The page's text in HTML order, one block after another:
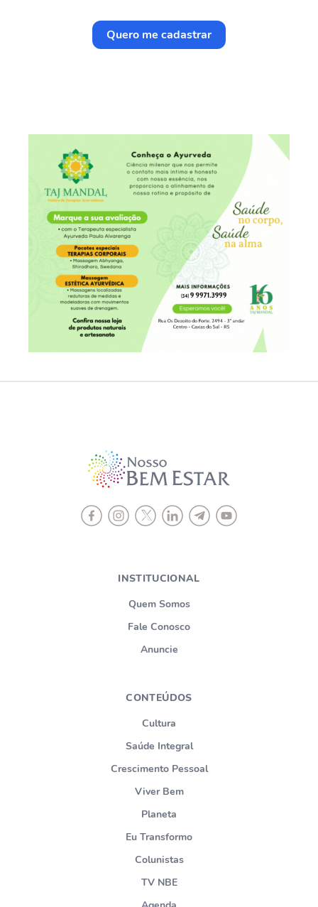
Quero me cadastrar
INSTITUCIONAL
Quem Somos
Fale Conosco
Anuncie
CONTEÚDOS
Cultura
Saúde Integral
Crescimento Pessoal
Viver Bem
Planeta
Eu Transformo
Colunistas
TV NBE